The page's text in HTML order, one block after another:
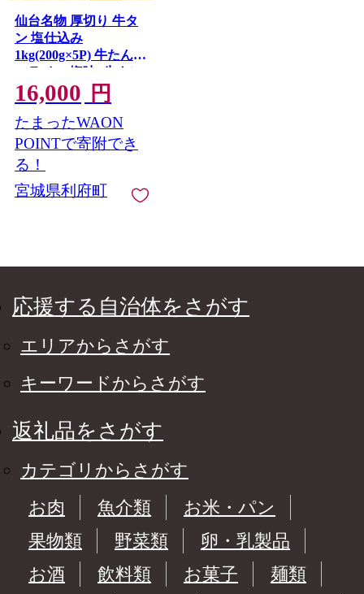
仙台名物 厚切り 牛タ
ン 塩仕込み
1kg(200g×5P) 牛たん
スライス 塩味 [牛タン
タン塩 希少 部位 タン
中 タン元 塩ダレ タレ
小分け 仙台 名物 厚切
肉厚 おいしい 美味 牛
肉 焼肉 バーベキュー
BBQ 宮城県 利府町 船
田食品] 宮城県利府町
16,000 円
たまったWAON
POINTで寄附でき
る！
宮城県利府町
応援する自治体をさがす
エリアからさがす
キーワードからさがす
返礼品をさがす
カテゴリからさがす
お肉
魚介類
お米・パン
果物類
野菜類
卵・乳製品
お酒
飲料類 お菓子
麺類